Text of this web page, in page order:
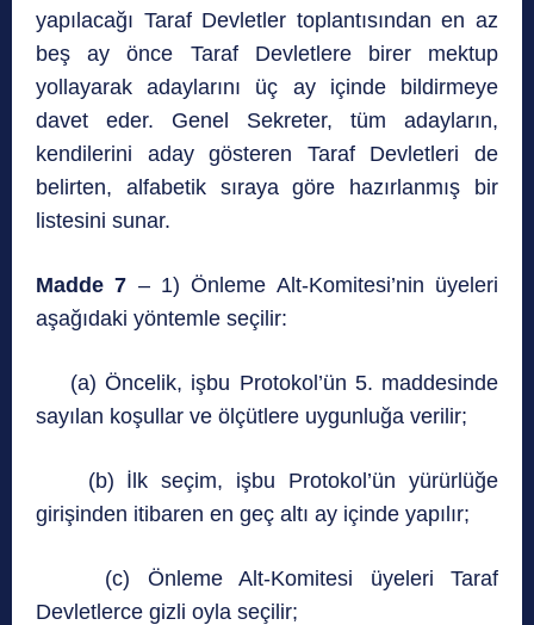
yapılacağı Taraf Devletler toplantısından en az
beş ay önce Taraf Devletlere birer mektup
yollayarak adaylarını üç ay içinde bildirmeye
davet eder. Genel Sekreter, tüm adayların,
kendilerini aday gösteren Taraf Devletleri de
belirten, alfabetik sıraya göre hazırlanmış bir
listesini sunar.
Madde 7 – 1) Önleme Alt-Komitesi’nin üyeleri
aşağıdaki yöntemle seçilir:
(a) Öncelik, işbu Protokol’ün 5. maddesinde
sayılan koşullar ve ölçütlere uygunluğa verilir;
(b) İlk seçim, işbu Protokol’ün yürürlüğe
girişinden itibaren en geç altı ay içinde yapılır;
(c) Önleme Alt-Komitesi üyeleri Taraf
Devletlerce gizli oyla seçilir;